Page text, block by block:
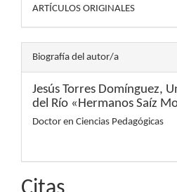
ARTÍCULOS ORIGINALES
Biografía del autor/a
Jesús Torres Domínguez,
del Río «Hermanos Saíz
Doctor en Ciencias Pedagógicas